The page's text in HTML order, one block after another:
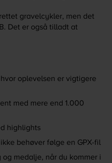
gravelcykler, men det
Det er også tilladt at
oplevelsen er vigtigere
med mere end 1.000
highlights
behøver følge en GPX-fil
medalje, når du kommer i